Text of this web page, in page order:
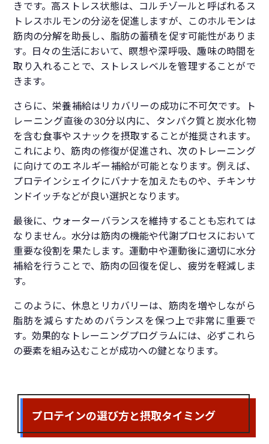
きです。高ストレス状態は、コルチゾールと呼ばれるス
トレスホルモンの分泌を促進しますが、このホルモンは
筋肉の分解を助長し、脂肪の蓄積を促す可能性がありま
す。日々の生活において、瞑想や深呼吸、趣味の時間を
取り入れることで、ストレスレベルを管理することがで
きます。
さらに、栄養補給はリカバリーの成功に不可欠です。ト
レーニング直後の30分以内に、タンパク質と炭水化物
を含む食事やスナックを摂取することが推奨されます。
これにより、筋肉の修復が促進され、次のトレーニング
に向けてのエネルギー補給が可能となります。例えば、
プロテインシェイクにバナナを加えたものや、チキンサ
ンドイッチなどが良い選択となります。
最後に、ウォーターバランスを維持することも忘れては
なりません。水分は筋肉の機能や代謝プロセスにおいて
重要な役割を果たします。運動中や運動後に適切に水分
補給を行うことで、筋肉の回復を促し、疲労を軽減しま
す。
このように、休息とリカバリーは、筋肉を増やしながら
脂肪を減らすためのバランスを保つ上で非常に重要で
す。効果的なトレーニングプログラムには、必ずこれら
の要素を組み込むことが成功への鍵となります。
プロテインの選び方と摂取タイミング